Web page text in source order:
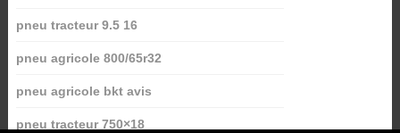
pneu tracteur 9.5 16
pneu agricole 800/65r32
pneu agricole bkt avis
pneu tracteur 750×18